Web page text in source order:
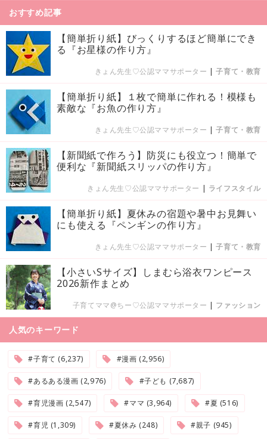
おすすめ記事
【簡単折り紙】びっくりするほど簡単にでき
る『お星様の作り方』
きょん先生♡公認ママサポーター |子育て・教育
【簡単折り紙】１枚で簡単に作れる！模様も
素敵な『お魚の作り方』
きょん先生♡公認ママサポーター |子育て・教育
【新聞紙で作ろう】防災にも役立つ！簡単で
便利な『新聞紙スリッパの作り方』
きょん先生♡公認ママサポーター | ライフスタイル
【簡単折り紙】夏休みの宿題や暑中お見舞い
にも使える『ペンギンの作り方』
きょん先生♡公認ママサポーター |子育て・教育
【小さいSサイズ】しまむら浴衣ワンピース
2026新作まとめ
子育てママ@ちー♡公認ママサポーター | ファッション
人気のキーワード
#子育て (6,237) #漫画 (2,956)
#あるある漫画 (2,976) #子ども (7,687)
#育児漫画 (2,547) #ママ (3,964) #夏 (516)
#育児 (1,309) #夏休み (248) #親子 (945)